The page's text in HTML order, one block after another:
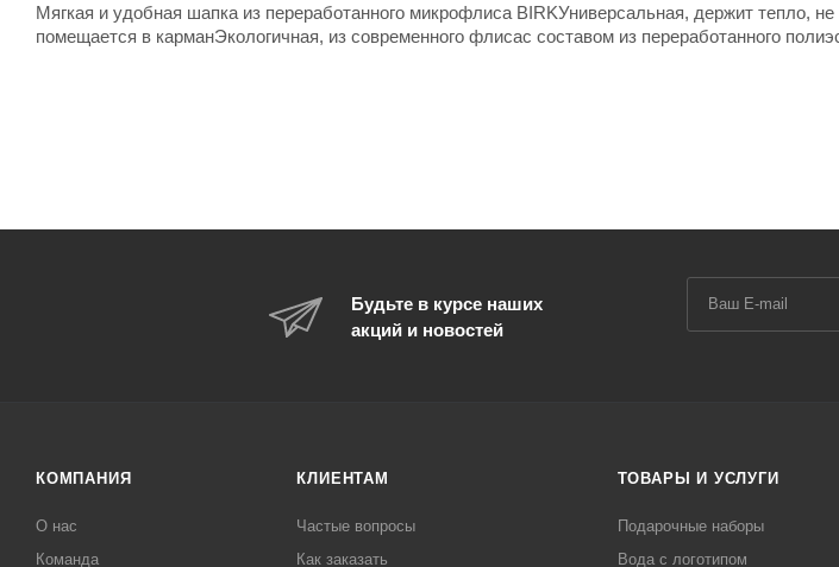
Мягкая и удобная шапка из переработанного микрофлиса BIRKУниверсальная, держит тепло,
помещается в карманЭкологичная, из современного флисас составом из переработанного
Будьте в курсе наших
акций и новостей
КОМПАНИЯ
О нас
Команда
КЛИЕНТАМ
Частые вопросы
Как заказать
ТОВАРЫ И УСЛУГИ
Подарочные наборы
Вода с логотипом